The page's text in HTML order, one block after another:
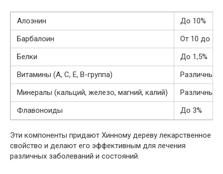
Алоэнин
До 10%
Барбалоин
От 10 до
Белки
До 1,5%
Витамины (A, C, E, B-группа)
Различные
Минералы (кальций, железо, магний, калий)
Различные
Флавоноиды
До 3%
Эти компоненты придают Хинному дереву лекарственное
свойство и делают его эффективным для лечения
различных заболеваний и состояний.